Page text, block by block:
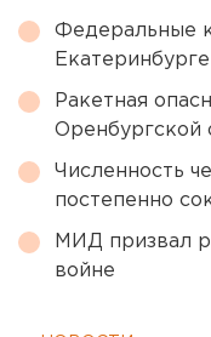
Федеральные
Ракетная
Оренбургской
Численность
постепенно
МИД призвал
войне